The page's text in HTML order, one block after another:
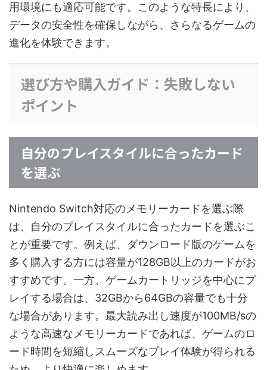
用環境にも適応可能です。このような特長により、
データの安全性を確保しながら、さらなるゲームの
進化を体験できます。
選び方や購入ガイド：失敗しない
ポイント
自分のプレイスタイルに合ったカード
を選ぶ
Nintendo Switch対応のメモリーカードを選ぶ際
は、自分のプレイスタイルに合ったカードを選ぶこ
とが重要です。例えば、ダウンロード版のゲームを
多く購入する方には容量が128GB以上のカードがお
すすめです。一方、ゲームカートリッジを中心にプ
レイする場合は、32GBから64GBの容量でも十分
な場合があります。最大読み出し速度が100MB/sの
ような高速なメモリーカードであれば、ゲームのロ
ード時間を短縮しスムーズなプレイ体験が得られる